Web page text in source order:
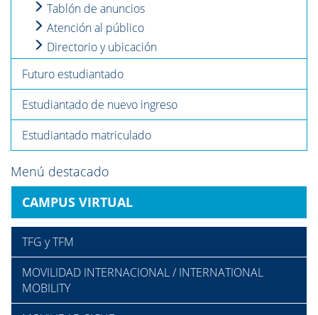
Tablón de anuncios
Atención al público
Directorio y ubicación
Futuro estudiantado
Estudiantado de nuevo ingreso
Estudiantado matriculado
Menú destacado
CAMPUS VIRTUAL
TFG y TFM
MOVILIDAD INTERNACIONAL / INTERNATIONAL
MOBILITY